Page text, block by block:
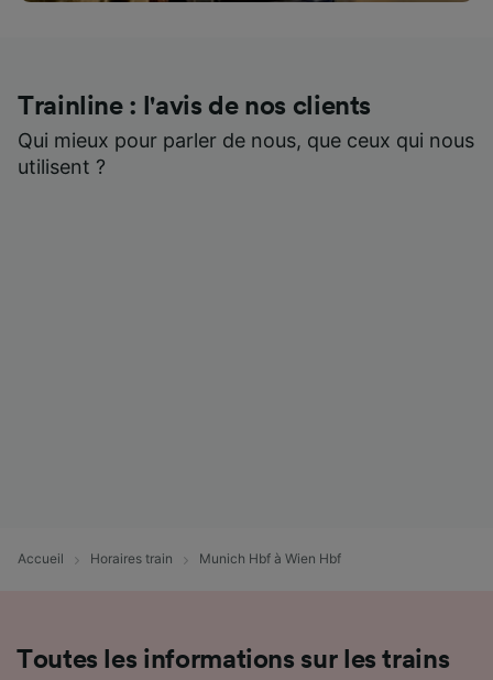
Trainline : l'avis de nos clients
Qui mieux pour parler de nous, que ceux qui nous
utilisent ?
Accueil Horaires train Munich Hbf à Wien Hbf
Toutes les informations sur les trains